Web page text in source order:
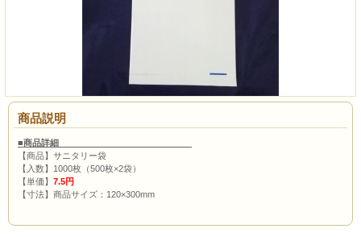
商品説明
■商品詳細
【商品】サニタリー袋
【入数】1000枚（500枚×2袋）
【単価】 7.5円
【寸法】商品サイズ：120×300mm